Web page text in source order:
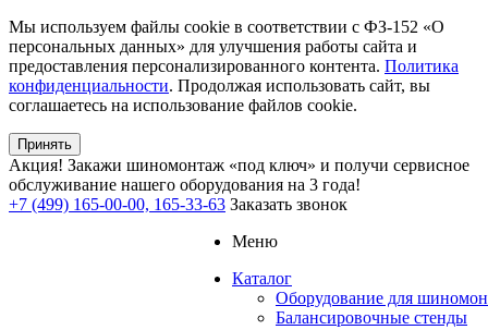
Мы используем файлы cookie в соответствии с ФЗ-152 «О
персональных данных» для улучшения работы сайта и
предоставления персонализированного контента. Политика
конфиденциальности. Продолжая использовать сайт, вы
соглашаетесь на использование файлов cookie.
Принять
Акция! Закажи шиномонтаж «под ключ» и получи сервисное
обслуживание нашего оборудования на 3 года!
+7 (499) 165-00-00, 165-33-63 Заказать звонок
Меню
Каталог
Оборудование для
Балансировочные стенды